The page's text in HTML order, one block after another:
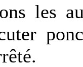
les